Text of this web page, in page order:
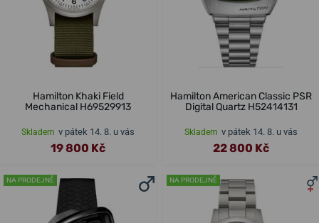
Hamilton Khaki Field
Mechanical H69529913
Skladem v pátek 14. 8. u vás
19 800 Kč
Hamilton American Classic PSR
Digital Quartz H52414131
Skladem v pátek 14. 8. u vás
22 800 Kč
NA PRODEJNĚ NA PRODEJNĚ